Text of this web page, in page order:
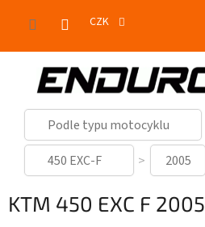
CZK
Podle typu motocyklu
450 EXC-F
2005
KTM 450 EXC F 2005